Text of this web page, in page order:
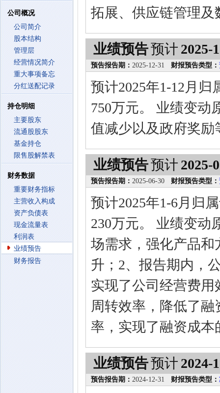
公司概况
公司简介
股本结构
管理层
经营情况简介
重大事项备忘
分红送配记录
持仓明细
主要股东
流通股股东
基金持仓
限售股解禁表
财务数据
重要财务指标
主营收入构成
资产负债表
现金流量表
利润表
业绩预告
财务报告
拓展、供应链管理
业绩预告预计 2025-
预告报告期： 2025-12-31 财报预告类型：
预计2025年1-12月
750万元。 业绩变动
值减少以及政府奖
业绩预告预计 2025-
预告报告期： 2025-06-30 财报预告类型：
预计2025年1-6月归
230万元。 业绩变动
场需求，强化产品
升；2、报告期内，
实现了公司经营费
周转效率，降低了
率，实现了融资成本
业绩预告预计 2024-
预告报告期： 2024-12-31 财报预告类型：